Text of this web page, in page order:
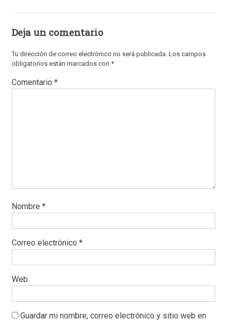
Deja un comentario
Tu dirección de correo electrónico no será publicada. Los campos
obligatorios están marcados con *
Comentario *
Nombre *
Correo electrónico *
Web
Guardar mi nombre, correo electrónico y sitio web en